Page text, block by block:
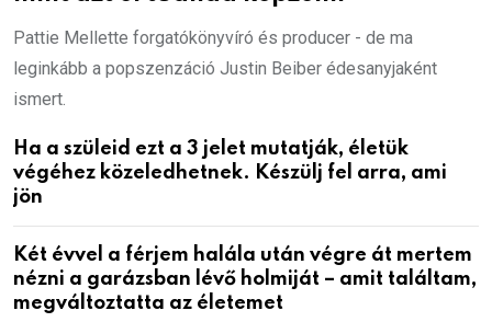
Pattie Mellette forgatókönyvíró és producer - de ma
leginkább a popszenzáció Justin Beiber édesanyjaként
ismert.
Ha a szüleid ezt a 3 jelet mutatják, életük
végéhez közeledhetnek. Készülj fel arra, ami
jön
Két évvel a férjem halála után végre át mertem
nézni a garázsban lévő holmiját – amit találtam,
megváltoztatta az életemet